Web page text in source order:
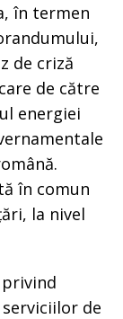
în termen
de criză
de către
energiei
în comun
la nivel
de